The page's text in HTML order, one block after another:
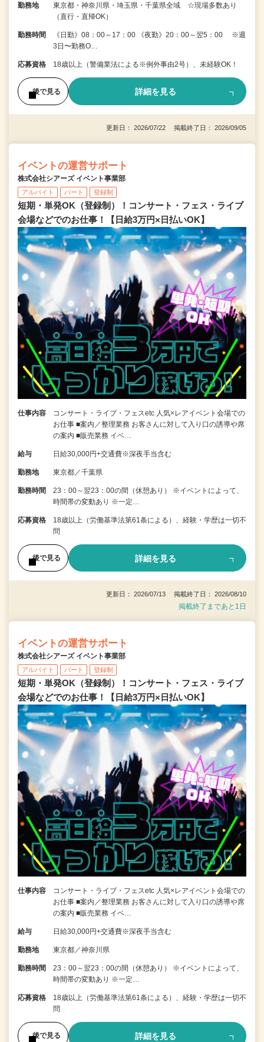
勤務地
東京都・神奈川県・埼玉県・千葉県全域 ☆現場多数あり
（直行・直帰OK）
勤務時間
《日勤》08：00～17：00 《夜勤》20：00～翌5：00 ※週
3日〜勤務O…
応募資格 18歳以上（警備業法による※例外事由2号）、未経験OK！
後で見る 詳細を見る
更新日： 2026/07/22 掲載終了日： 2026/09/05
イベントの運営サポート
株式会社シアーズ イベント事業部
アルバイト パート 登録制
短期・単発OK（登録制）！コンサート・フェス・ライブ
会場などでのお仕事！【日給3万円×日払いOK】
仕事内容
コンサート・ライブ・フェスetc 人気×レアイベント会場での
お仕事 ■案内／整理業務 お客さんに対して入り口の誘導や席
の案内 ■販売業務 イベ…
給与 日給30,000円+交通費※深夜手当含む
勤務地 東京都／千葉県
勤務時間
23：00～翌23：00の間（休憩あり） ※イベントによって、
時間帯の変動あり ※一定…
応募資格
18歳以上（労働基準法第61条による）、経験・学歴は一切不
問
後で見る 詳細を見る
更新日： 2026/07/13 掲載終了日： 2026/08/10
掲載終了まであと1日
イベントの運営サポート
株式会社シアーズ イベント事業部
アルバイト パート 登録制
短期・単発OK（登録制）！コンサート・フェス・ライブ
会場などでのお仕事！【日給3万円×日払いOK】
仕事内容
コンサート・ライブ・フェスetc 人気×レアイベント会場での
お仕事 ■案内／整理業務 お客さんに対して入り口の誘導や席
の案内 ■販売業務 イベ…
給与 日給30,000円+交通費※深夜手当含む
勤務地 東京都／神奈川県
勤務時間
23：00～翌23：00の間（休憩あり） ※イベントによって、
時間帯の変動あり ※一定…
応募資格
18歳以上（労働基準法第61条による）、経験・学歴は一切不
問
後で見る 詳細を見る